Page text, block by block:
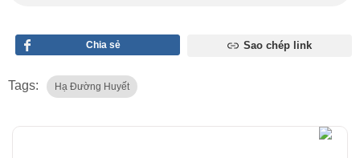
Chia sẻ Sao chép link
Tags: Hạ Đường Huyết